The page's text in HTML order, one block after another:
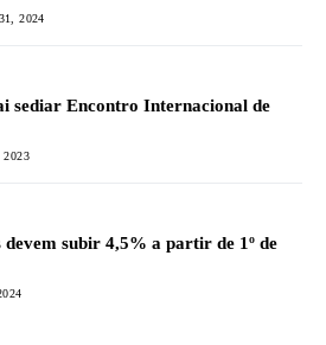
2024
sediar Encontro Internacional de
2023
devem subir 4,5% a partir de 1º de